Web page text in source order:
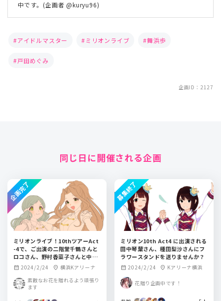
中です。(企画者 @kuryu96)
アイドルマスター ミリオンライブ 舞浜歩
戸田めぐみ
企画ID：2127
同じ日に開催される企画
ミリオンライブ！10thツアーAct
-4で、ご出演の二階堂千鶴さんと
ロコさん、野村香菜子さんと中村
温姫さんへお花を贈ります！
calendar_month 2024/2/24 location_on 横浜Kアリーナ
素敵なお花を贈れるよう頑張り
ます
企画完了
ミリオン10th Act4 に出演される
田中琴葉さん、種田梨沙さんにフ
ラワースタンドを送りませんか？
calendar_month 2024/2/24 location_on Kアリーナ横浜
花贈り企画中です！
募集終了